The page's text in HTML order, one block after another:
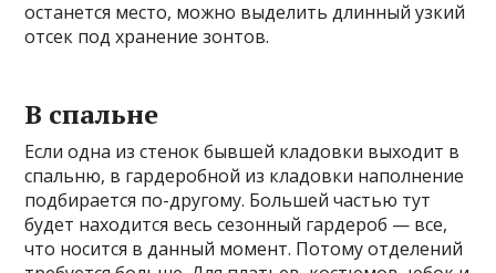
останется место, можно выделить длинный узкий
отсек под хранение зонтов.
В спальне
Если одна из стенок бывшей кладовки выходит в
спальню, в гардеробной из кладовки наполнение
подбирается по-другому. Большей частью тут
будет находится весь сезонный гардероб — все,
что носится в данный момент. Потому отделений